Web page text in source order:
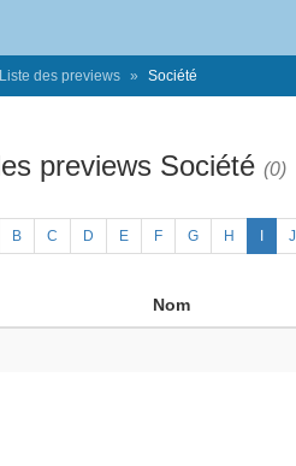
Liste des previews Société
previews Société (0)
B C D E F G H J
Nom